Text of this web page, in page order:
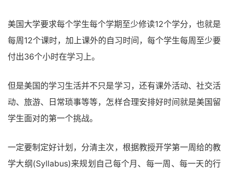
美国大学要求每个学生每个学期至少修读12个学分，也就是
每周12个课时，加上课外的自习时间，每个学生每周至少要
付出36个小时在学习上。
但是美国的学习生活并不只是学习，还有课外活动、社交活
动、旅游、日常琐事等等，怎样合理安排好时间就是美国留
学生面对的第一个挑战。
一定要制定好计划，分清主次，根据教授开学第一周给的教
学大纲(Syllabus)来规划自己每个月、每一周、每一天的行